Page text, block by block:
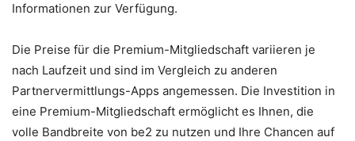
Informationen zur Verfügung.
Die Preise für die Premium-Mitgliedschaft variieren je
nach Laufzeit und sind im Vergleich zu anderen
Partnervermittlungs-Apps angemessen. Die Investition in
eine Premium-Mitgliedschaft ermöglicht es Ihnen, die
volle Bandbreite von be2 zu nutzen und Ihre Chancen auf